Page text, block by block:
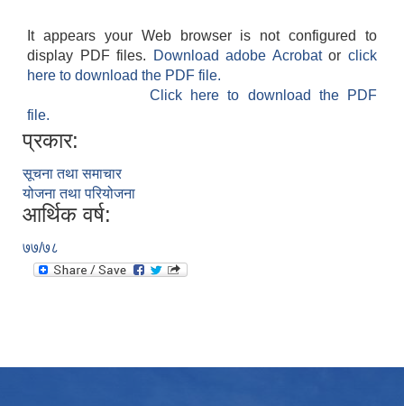
It appears your Web browser is not configured to
display PDF files.
Download adobe Acrobatorclick
here to download the PDF file.
Click here to download the PDF
file.
प्रकार:
सूचना तथा समाचार
योजना तथा परियोजना
आर्थिक वर्ष:
७७/७८